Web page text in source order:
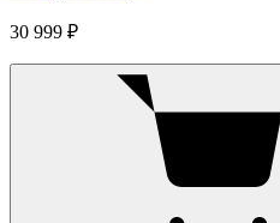
30 999 ₽